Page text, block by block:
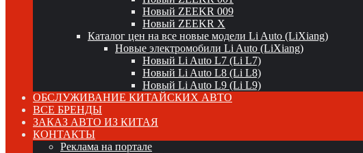
Новый ZEEKR 009
Новый ZEEKR X
Каталог цен на все новые модели Li Auto (LiXiang)
Новые электромобили Li Auto (LiXiang)
Новый Li Auto L7 (Li L7)
Новый Li Auto L8 (Li L8)
Новый Li Auto L9 (Li L9)
ОБСЛУЖИВАНИЕ КИТАЙСКИХ АВТО
ВСЕ БРЕНДЫ
ЗАКАЗ АВТО ИЗ КИТАЯ
КОНТАКТЫ
Реклама на портале